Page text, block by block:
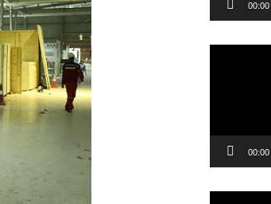
00:00
00:00